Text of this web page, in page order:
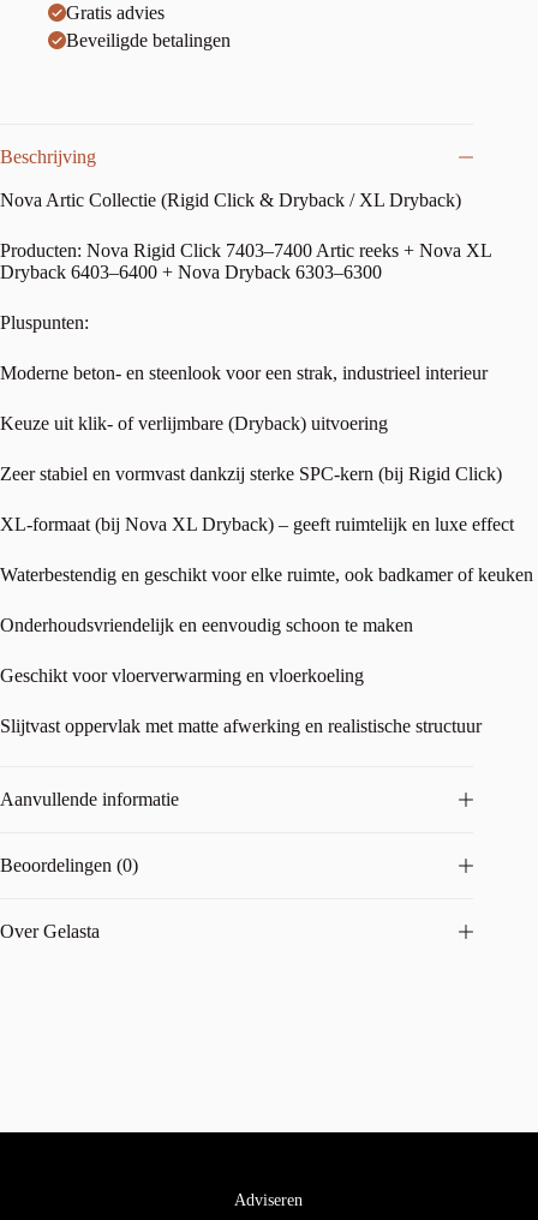
Gratis advies
Beveiligde betalingen
Beschrijving
Nova Artic Collectie (Rigid Click & Dryback / XL Dryback)
Producten: Nova Rigid Click 7403–7400 Artic reeks + Nova XL
Dryback 6403–6400 + Nova Dryback 6303–6300
Pluspunten:
Moderne beton- en steenlook voor een strak, industrieel interieur
Keuze uit klik- of verlijmbare (Dryback) uitvoering
Zeer stabiel en vormvast dankzij sterke SPC-kern (bij Rigid Click)
XL-formaat (bij Nova XL Dryback) – geeft ruimtelijk en luxe effect
Waterbestendig en geschikt voor elke ruimte, ook badkamer of keuken
Onderhoudsvriendelijk en eenvoudig schoon te maken
Geschikt voor vloerverwarming en vloerkoeling
Slijtvast oppervlak met matte afwerking en realistische structuur
Aanvullende informatie
Beoordelingen (0)
Over Gelasta
Adviseren